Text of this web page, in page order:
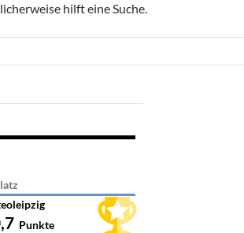
hilft eine Suche.
Punkte